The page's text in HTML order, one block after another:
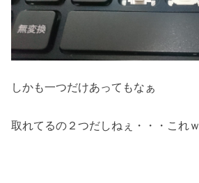
しかも一つだけあってもなぁ
取れてるの２つだしねぇ・・・これｗ